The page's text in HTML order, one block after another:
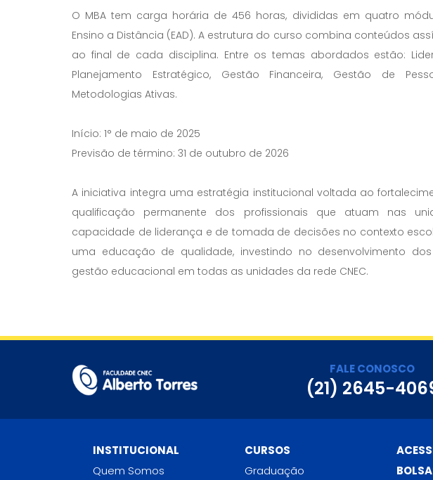
O MBA tem carga horária de 456 horas, divididas em quatro
Ensino a Distância (EAD). A estrutura do curso combina conteúdos
ao final de cada disciplina. Entre os temas abordados estão:
Planejamento Estratégico, Gestão Financeira, Gestão de
Metodologias Ativas.
Início: 1° de maio de 2025
Previsão de término: 31 de outubro de 2026
A iniciativa integra uma estratégia institucional voltada ao
qualificação permanente dos profissionais que atuam nas
capacidade de liderança e de tomada de decisões no contexto
uma educação de qualidade, investindo no desenvolvimento
gestão educacional em todas as unidades da rede CNEC.
FALE CONOSCO
(21) 2645-
INSTITUCIONAL
Quem Somos
CURSOS
Graduação